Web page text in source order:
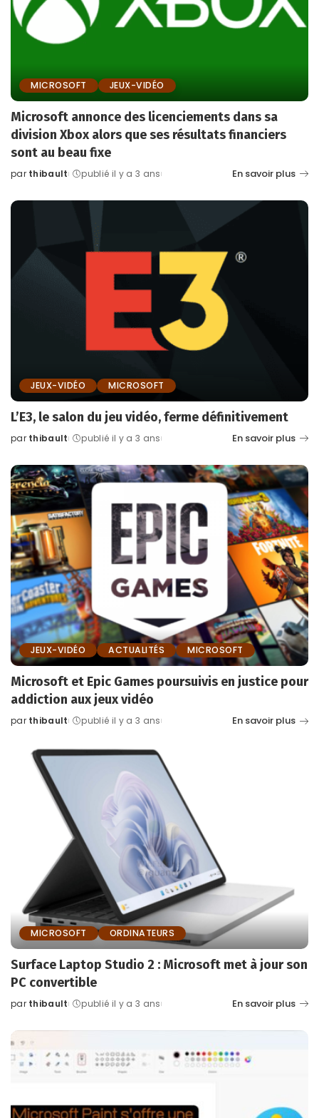
MICROSOFT JEUX-VIDÉO
Microsoft annonce des licenciements dans sa
division Xbox alors que ses résultats financiers
sont au beau fixe
Posted
par thibault publié il y a 3 ans En savoir plus
JEUX-VIDÉO MICROSOFT
L’E3, le salon du jeu vidéo, ferme définitivement
Posted
par thibault publié il y a 3 ans En savoir plus
JEUX-VIDÉO ACTUALITÉS MICROSOFT
Microsoft et Epic Games poursuivis en justice pour
addiction aux jeux vidéo
Posted
par thibault publié il y a 3 ans En savoir plus
MICROSOFT ORDINATEURS
Surface Laptop Studio 2 : Microsoft met à jour son
PC convertible
Posted
par thibault publié il y a 3 ans En savoir plus